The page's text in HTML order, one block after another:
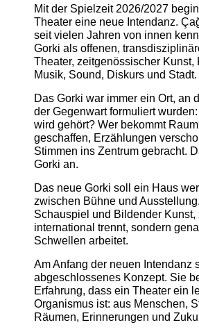
Mit der Spielzeit 2026/2027
Theater eine neue Intendanz.
seit vielen Jahren von innen
Gorki als offenen,
Theater, zeitgenössischer Kunst,
Musik, Sound, Diskurs und Stadt.
Das Gorki war immer ein Ort, an
der Gegenwart formuliert
wird gehört? Wer bekommt
geschaffen, Erzählungen
Stimmen ins Zentrum gebracht.
Gorki an.
Das neue Gorki soll ein Haus
zwischen Bühne und
Schauspiel und Bildender
international trennt, sondern
Schwellen arbeitet.
Am Anfang der neuen Intendanz
abgeschlossenes Konzept. Sie
Erfahrung, dass ein Theater ein
Organismus ist: aus Menschen,
Räumen, Erinnerungen und